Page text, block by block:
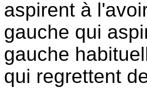
aspirent à
gauche qui
gauche
qui regrettent